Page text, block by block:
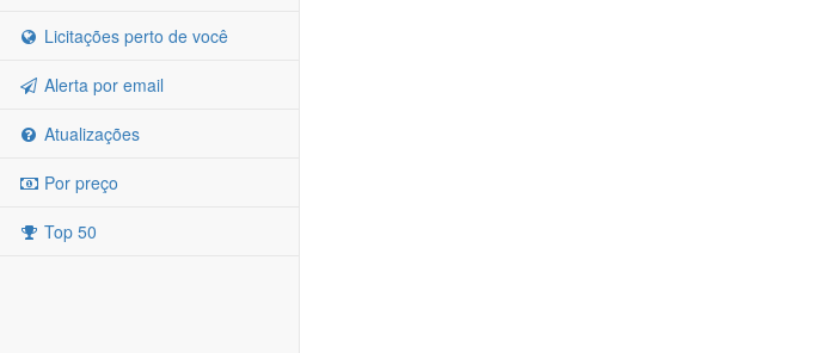
Licitações perto de você
Alerta por email
Atualizações
Por preço
Top 50